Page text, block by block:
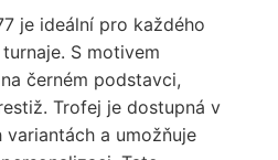
je ideální pro každého
S motivem
černém podstavci,
Trofej je dostupná v
a umožňuje